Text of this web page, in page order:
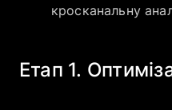
кросканальну
Етап 1.